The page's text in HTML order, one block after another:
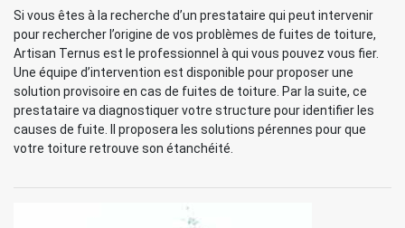
Si vous êtes à la recherche d’un prestataire qui peut intervenir
pour rechercher l’origine de vos problèmes de fuites de toiture,
Artisan Ternus est le professionnel à qui vous pouvez vous fier.
Une équipe d’intervention est disponible pour proposer une
solution provisoire en cas de fuites de toiture. Par la suite, ce
prestataire va diagnostiquer votre structure pour identifier les
causes de fuite. Il proposera les solutions pérennes pour que
votre toiture retrouve son étanchéité.